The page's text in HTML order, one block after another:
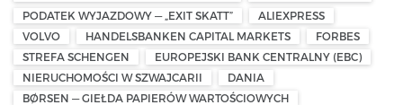
PODATEK WYJAZDOWY — „EXIT SKATT”
ALIEXPRESS
VOLVO
HANDELSBANKEN CAPITAL MARKETS
FORBES
STREFA SCHENGEN
EUROPEJSKI BANK CENTRALNY (EBC)
NIERUCHOMOŚCI W SZWAJCARII
DANIA
BØRSEN — GIEŁDA PAPIERÓW WARTOŚCIOWYCH